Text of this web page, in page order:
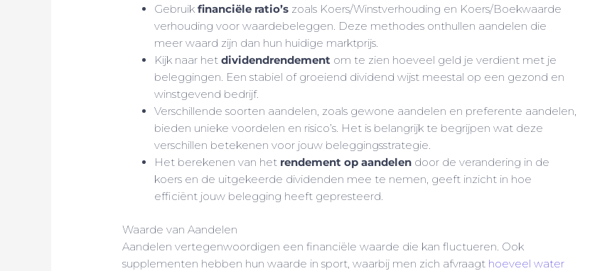
Gebruikfinanciële ratio’s zoals Koers/Winstverhouding en Koers/Boekwaarde
verhouding voor waardebeleggen. Deze methodes onthullen aandelen die
meer waard zijn dan hun huidige marktprijs.
Kijk naar hetdividendrendement om te zien hoeveel geld je verdient met je
beleggingen. Een stabiel of groeiend dividend wijst meestal op een gezond en
winstgevend bedrijf.
Verschillende soorten aandelen, zoals gewone aandelen en preferente aandelen,
bieden unieke voordelen en risico’s. Het is belangrijk te begrijpen wat deze
verschillen betekenen voor jouw beleggingsstrategie.
Het berekenen van het rendement op aandelen door de verandering in de
koers en de uitgekeerde dividenden mee te nemen, geeft inzicht in hoe
efficiënt jouw belegging heeft gepresteerd.
Waarde van Aandelen
Aandelen vertegenwoordigen een financiële waarde die kan fluctueren. Ook
supplementen hebben hun waarde in sport, waarbij men zich afvraagt hoeveel water